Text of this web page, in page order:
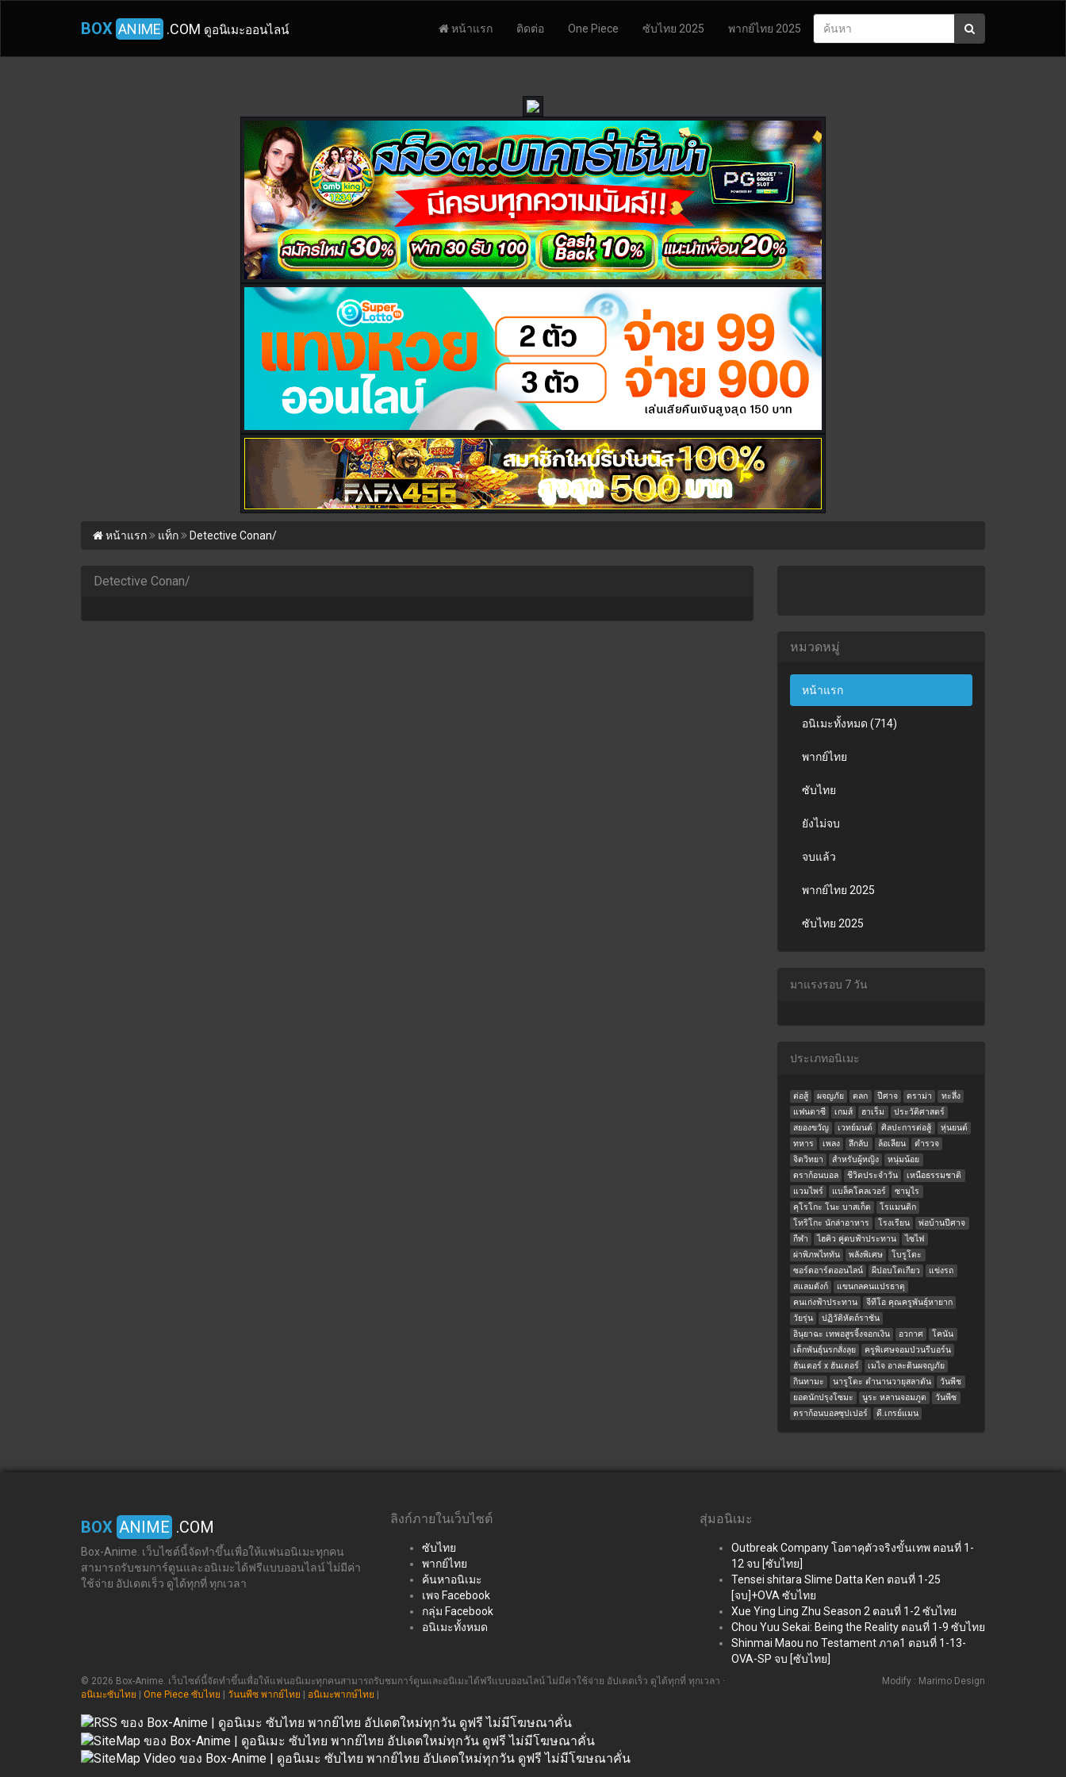
BOX ANIME .COM ดูอนิเมะออนไลน์ หน้าแรก ติดต่อ One Piece ซับไทย 2025 พากย์ไทย 2025
หน้าแรก แท็ก Detective Conan/
Detective Conan/
หมวดหมู่
หน้าแรก
อนิเมะทั้งหมด (714)
พากย์ไทย
ซับไทย
ยังไม่จบ
จบแล้ว
พากย์ไทย 2025
ซับไทย 2025
มาแรงรอบ 7 วัน
ประเภทอนิเมะ
ต่อสู้ ผจญภัย ตลก ปีศาจ ดราม่า
ทะลึ่ง
แฟนตาซี
เกมส์ ฮาเร็ม
ประวัติศาสตร์
สยองขวัญ
เวทย์มนต์ ศิลปะการต่อสู้
หุ่นยนต์
ทหาร
เพลง ลึกลับ ล้อเลียน
ตำรวจ
จิตวิทยา
สำหรับผู้หญิง
หนุ่มน้อย
ดราก้อนบอล
ชีวิตประจำวัน
เหนือธรรมชาติ
แวมไพร์
แบล็คโคลเวอร์
ซามูไร
คุโรโกะ โนะ บาสเก็ต
โรแมนติก
โทริโกะ นักล่าอาหาร
โรงเรียน
พ่อบ้านปีศาจ
กีฬา
ไฮคิว คู่ตบฟ้าประทาน
ไซไฟ
ผ่าพิภพไททัน
พลังพิเศษ
โบรูโตะ
ซอร์ดอาร์ตออนไลน์
ผีปอบโตเกียว
แข่งรถ
สแลมดังก์
แขนกลคนแปรธาตุ
คนเก่งฟ้าประทาน
จีทีโอ คุณครูพันธุ์หายาก
วัยรุ่น
ปฏิวัติหัตถ์ราชัน
อินุยาฉะ เทพอสูรจิ้งจอกเงิน
อวกาศ
โคนัน
เด็กพันธุ์นรกสั่งลุย
ครูพิเศษจอมป่วนรีบอร์น
ฮันเตอร์ x ฮันเตอร์
เมไจ อาละดินผจญภัย
กินทามะ
นารูโตะ ตำนานวายุสลาตัน
วันพีช
ยอดนักปรุงโซมะ
นูระ หลานจอมภูต
วันพีซ
ดราก้อนบอลซุปเปอร์
ดี.เกรย์แมน
BOX ANIME .COM
Box-Anime. เว็บไซต์นี้จัดทำขึ้นเพื่อให้แฟนอนิเมะทุกคน
สามารถรับชมการ์ตูนและอนิเมะได้ฟรีแบบออนไลน์ ไม่มีค่า
ใช้จ่าย อัปเดตเร็ว ดูได้ทุกที่ ทุกเวลา
ลิงก์ภายในเว็บไซต์
ซับไทย
พากย์ไทย
ค้นหาอนิเมะ
เพจ Facebook
กลุ่ม Facebook
อนิเมะทั้งหมด
สุ่มอนิเมะ
Outbreak Company โอตาคุตัวจริงขั้นเทพ ตอนที่ 1-
12 จบ [ซับไทย]
Tensei shitara Slime Datta Ken ตอนที่ 1-25
[จบ]+OVA ซับไทย
Xue Ying Ling Zhu Season 2 ตอนที่ 1-2 ซับไทย
Chou Yuu Sekai: Being the Reality ตอนที่ 1-9 ซับไทย
Shinmai Maou no Testament ภาค1 ตอนที่ 1-13-
OVA-SP จบ [ซับไทย]
© 2026 Box-Anime. เว็บไซต์นี้จัดทำขึ้นเพื่อให้แฟนอนิเมะทุกคนสามารถรับชมการ์ตูนและอนิเมะได้ฟรีแบบออนไลน์ ไม่มีค่าใช้จ่าย อัปเดตเร็ว ดูได้ทุกที่ ทุกเวลา ·
อนิเมะซับไทย
One Piece ซับไทย วันนพีซ พากย์ไทย อนิเมะพากษ์ไทย
Modify : Marimo Design